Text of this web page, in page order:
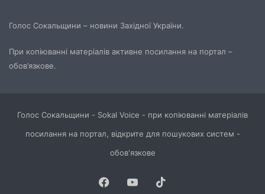
Голос Сокальщини – новини Західної України.
При копіюванні матеріалів активне посилання на портал –
обов’язкове.
Голос Сокальщини - Sokal Voice - при копіюванні матеріалів
посилання на портал, відкрите для пошукових систем -
обов'язкове
Facebook
YouTube